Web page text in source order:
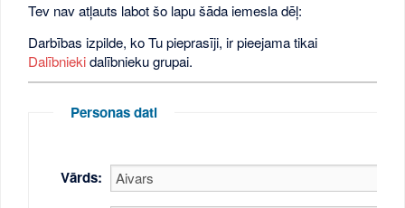
Tev nav atļauts labot šo lapu šāda iemesla dēļ:
Darbības izpilde, ko Tu pieprasīji, ir pieejama tikai
Dalībniekidalībnieku grupai.
Personas dati
Vārds: